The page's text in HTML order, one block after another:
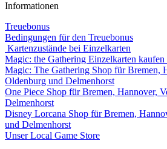
Informationen
Treuebonus
Bedingungen für den Treuebonus
Kartenzustände bei Einzelkarten
Magic: the Gathering Einzelkarten
Magic: The Gathering Shop für Bremen,
Oldenburg und Delmenhorst
One Piece Shop für Bremen, Hannover,
Delmenhorst
Disney Lorcana Shop für Bremen,
und Delmenhorst
Unser Local Game Store